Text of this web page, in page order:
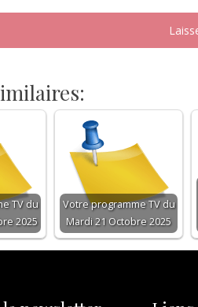
TV du
2025
Votre programme TV du
Mardi 21 Octobre 2025